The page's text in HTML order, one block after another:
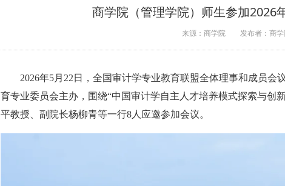
商学院（管理学院）师生参加2026
来源：商学院 发布者：商
2026年5月22日，全国审计学专业教育联盟全体理事和成员
育专业委员会主办，围绕“中国审计学自主人才培养模式探索与创
平教授、副院长杨柳青等一行8人应邀参加会议。